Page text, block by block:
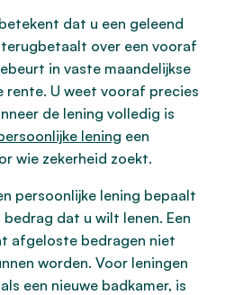
dat u een geleend
over een vooraf
in vaste maandelijkse
rente. U weet vooraf precies
de lening volledig is
lening een
wie zekerheid zoekt.
persoonlijke lening bepaalt
dat u wilt lenen. Een
afgeloste bedragen niet
worden. Voor leningen
een nieuwe badkamer, is